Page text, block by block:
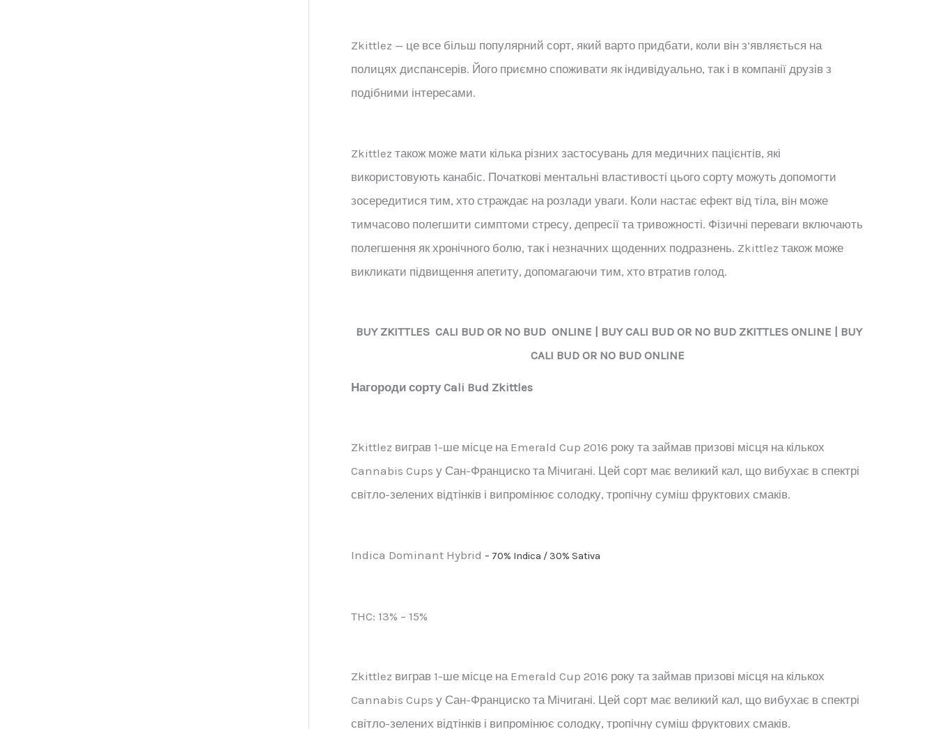
Zkittlez — це все більш популярний сорт, який варто придбати, коли він з’являється на
полицях диспансерів. Його приємно споживати як індивідуально, так і в компанії друзів з
подібними інтересами.
Zkittlez також може мати кілька різних застосувань для медичних пацієнтів, які
використовують канабіс. Початкові ментальні властивості цього сорту можуть допомогти
зосередитися тим, хто страждає на розлади уваги. Коли настає ефект від тіла, він може
тимчасово полегшити симптоми стресу, депресії та тривожності. Фізичні переваги включають
полегшення як хронічного болю, так і незначних щоденних подразнень. Zkittlez також може
викликати підвищення апетиту, допомагаючи тим, хто втратив голод.
BUY ZKITTLES CALI BUD OR NO BUD ONLINE | BUY CALI BUD OR NO BUD ZKITTLES ONLINE | BUY
CALI BUD OR NO BUD ONLINE
Нагороди сорту Cali Bud Zkittles
Zkittlez виграв 1-ше місце на Emerald Cup 2016 року та займав призові місця на кількох
Cannabis Cups у Сан-Франциско та Мічигані. Цей сорт має великий кал, що вибухає в спектрі
світло-зелених відтінків і випромінює солодку, тропічну суміш фруктових смаків.
Indica Dominant Hybrid – 70% Indica / 30% Sativa
THC: 13% – 15%
Zkittlez виграв 1-ше місце на Emerald Cup 2016 року та займав призові місця на кількох
Cannabis Cups у Сан-Франциско та Мічигані. Цей сорт має великий кал, що вибухає в спектрі
світло-зелених відтінків і випромінює солодку, тропічну суміш фруктових смаків.